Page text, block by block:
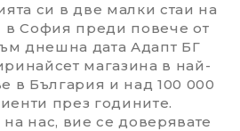
си в две малки стаи на
в София преди повече от
днешна дата Адапт БГ
магазина в най-
в България и над 100 000
през годините.
нас, вие се доверявате